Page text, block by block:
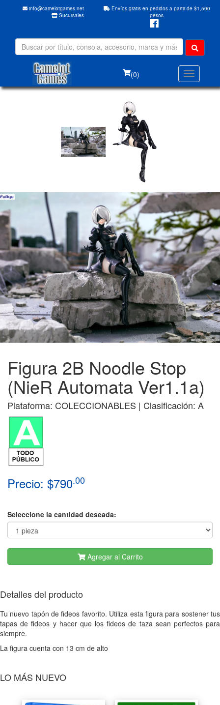
info@camelotgames.net
Sucursales
Envíos gratis en pedidos a partir de $1,500
pesos
(0)
Figura 2B Noodle Stop
(NieR Automata Ver1.1a)
Plataforma: COLECCIONABLES | Clasificación: A
Precio: $790.00
Seleccione la cantidad deseada:
Agregar al Carrito
Detalles del producto
Tu nuevo tapón de fideos favorito. Utiliza esta figura para sostener tus
tapas de fideos y hacer que los fideos de taza sean perfectos para
siempre.
La figura cuenta con 13 cm de alto
LO MÁS NUEVO